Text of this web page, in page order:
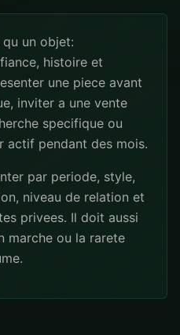
un objet:
histoire et
une piece avant
inviter a une vente
specifique ou
actif pendant des mois.
par periode, style,
niveau de relation et
privees. Il doit aussi
marche ou la rarete